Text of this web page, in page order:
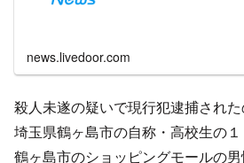
news.livedoor.com
殺人未遂の疑いで現行犯逮捕された
埼玉県鶴ヶ島市の自称・高校生の１